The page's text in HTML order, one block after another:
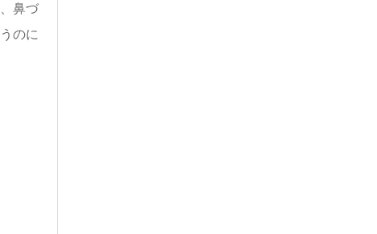
鼻づ
のに